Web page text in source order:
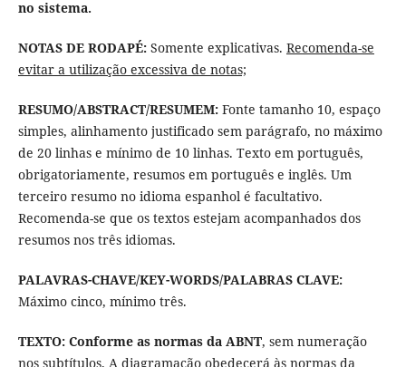
no sistema.
NOTAS DE RODAPÉ:Somente explicativas. Recomenda-se
evitar a utilização excessiva de notas;
RESUMO/ABSTRACT/RESUMEM:Fonte tamanho 10, espaço
simples, alinhamento justificado sem parágrafo, no máximo
de 20 linhas e mínimo de 10 linhas. Texto em português,
obrigatoriamente, resumos em português e inglês. Um
terceiro resumo no idioma espanhol é facultativo.
Recomenda-se que os textos estejam acompanhados dos
resumos nos três idiomas.
PALAVRAS-CHAVE/KEY-WORDS/PALABRAS CLAVE:
Máximo cinco, mínimo três.
TEXTO: Conforme as normas da ABNT, sem numeração
nos subtítulos. A diagramação obedecerá às normas da